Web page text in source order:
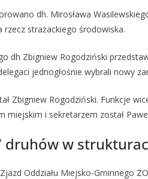
dh. Mirosława
rzecz strażackiego środowiska.
dh Zbigniew Rogodziński
jednogłośnie wybrali nowy
Zbigniew Rogodziński. Funkcje
miejskim i sekretarzem został
druhów w
Oddziału Miejsko-Gminnego